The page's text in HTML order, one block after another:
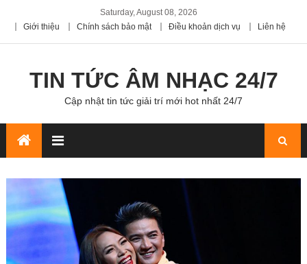
Saturday, August 08, 2026
Giới thiệu
Chính sách bảo mật Điều khoản dịch vụ Liên hệ
TIN TỨC ÂM NHẠC 24/7
Cập nhật tin tức giải trí mới hot nhất 24/7